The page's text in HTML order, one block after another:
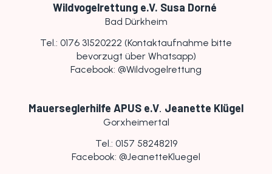
Wildvogelrettung e.V. Susa Dorné
Bad Dürkheim
Tel.: 0176 31520222 (Kontaktaufnahme bitte
bevorzugt über Whatsapp)
Facebook: @Wildvogelrettung
Mauerseglerhilfe APUS e.V. Jeanette Klügel
Gorxheimertal
Tel.: 0157 58248219
Facebook: @JeanetteKluegel